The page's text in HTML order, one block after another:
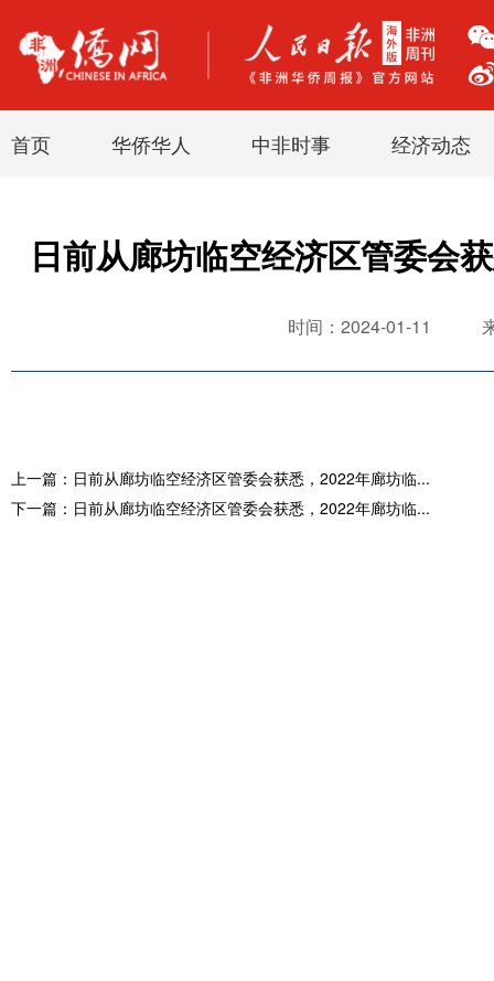
首页 华侨华人 中非时事 经济动态
日前从廊坊临空经济区管委会
时间：2024-01-11
上一篇：日前从廊坊临空经济区管委会获悉，2022年廊坊临...
下一篇：日前从廊坊临空经济区管委会获悉，2022年廊坊临...